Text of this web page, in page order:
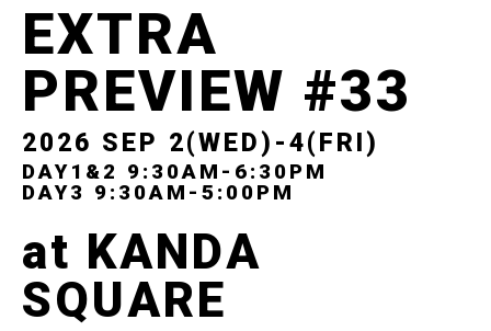
EXTRA
PREVIEW #33
2026 SEP 2(WED)-4(FRI)
DAY1&2 9:30AM-6:30PM
DAY3 9:30AM-5:00PM
at KANDA
SQUARE